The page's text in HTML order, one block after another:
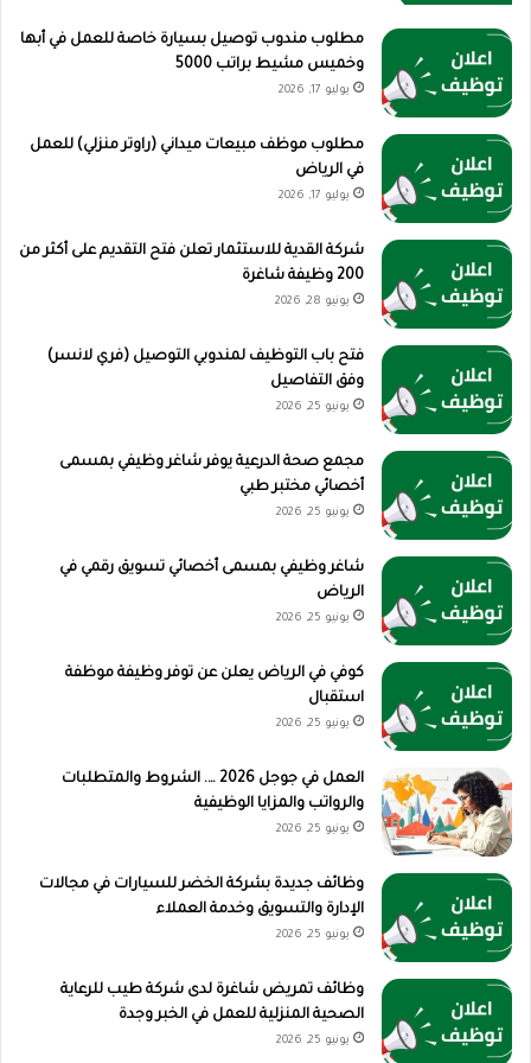
مطلوب مندوب توصيل بسيارة خاصة للعمل في أبها
وخميس مشيط براتب 5000
يوليو 17, 2026
مطلوب موظف مبيعات ميداني (راوتر منزلي) للعمل
في الرياض
يوليو 17, 2026
شركة القدية للاستثمار تعلن فتح التقديم على أكثر من
200 وظيفة شاغرة
يونيو 28, 2026
فتح باب التوظيف لمندوبي التوصيل (فري لانسر)
وفق التفاصيل
يونيو 25, 2026
مجمع صحة الدرعية يوفر شاغر وظيفي بمسمى
أخصائي مختبر طبي
يونيو 25, 2026
شاغر وظيفي بمسمى أخصائي تسويق رقمي في
الرياض
يونيو 25, 2026
كوفي في الرياض يعلن عن توفر وظيفة موظفة
استقبال
يونيو 25, 2026
العمل في جوجل 2026 …. الشروط والمتطلبات
والرواتب والمزايا الوظيفية
يونيو 25, 2026
وظائف جديدة بشركة الخضر للسيارات في مجالات
الإدارة والتسويق وخدمة العملاء
يونيو 25, 2026
وظائف تمريض شاغرة لدى شركة طيب للرعاية
الصحية المنزلية للعمل في الخبر وجدة
يونيو 25, 2026